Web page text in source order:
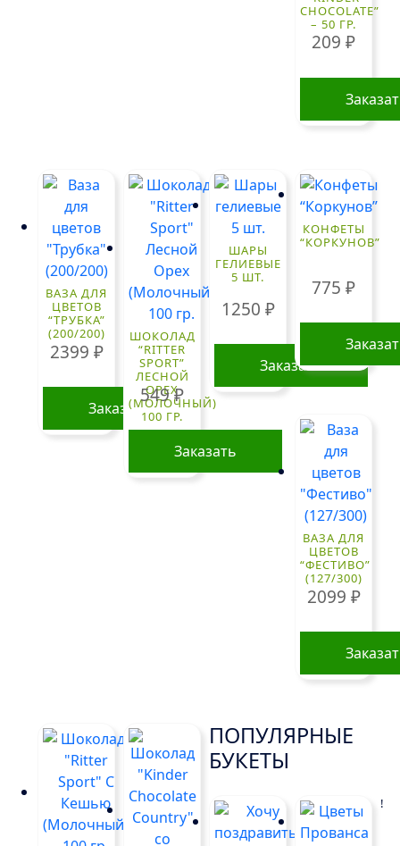
CHOCOLATE”
– 50 ГР.
209₽
ВАЗА ДЛЯ
ЦВЕТОВ
“ТРУБКА”
(200/200)
2399 ₽
Заказать
ШОКОЛАД
“RITTER
SPORT”
ЛЕСНОЙ
ОРЕХ
(МОЛОЧНЫЙ)
100 ГР.
549₽
Заказать
ШАРЫ
ГЕЛИЕВЫЕ
5 ШТ.
1250 ₽
Заказать
КОНФЕТЫ
“КОРКУНОВ”
775₽
ВАЗА ДЛЯ
ЦВЕТОВ
“ФЕСТИВО”
(127/300)
2099 ₽
ПОПУЛЯРНЫЕ
БУКЕТЫ
!